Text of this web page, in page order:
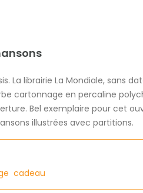
La librairie La Mondiale, sans
cartonnage en percaline
Bel exemplaire pour cet
illustrées avec partitions.
cadeau